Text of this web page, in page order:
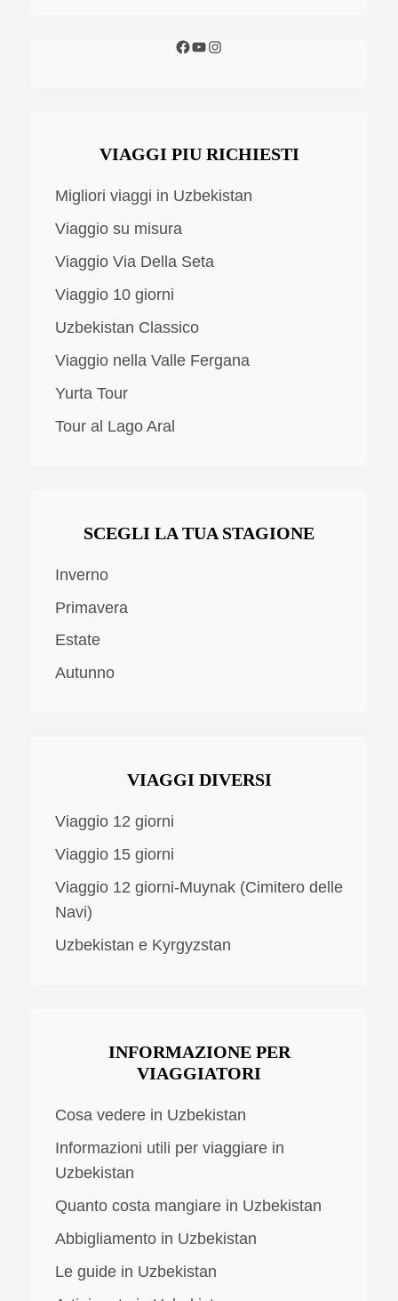
VIAGGI PIU RICHIESTI
Migliori viaggi in Uzbekistan
Viaggio su misura
Viaggio Via Della Seta
Viaggio 10 giorni
Uzbekistan Classico
Viaggio nella Valle Fergana
Yurta Tour
Tour al Lago Aral
SCEGLI LA TUA STAGIONE
Inverno
Primavera
Estate
Autunno
VIAGGI DIVERSI
Viaggio 12 giorni
Viaggio 15 giorni
Viaggio 12 giorni-Muynak (Cimitero delle
Navi)
Uzbekistan e Kyrgyzstan
INFORMAZIONE PER
VIAGGIATORI
Cosa vedere in Uzbekistan
Informazioni utili per viaggiare in
Uzbekistan
Quanto costa mangiare in Uzbekistan
Abbigliamento in Uzbekistan
Le guide in Uzbekistan